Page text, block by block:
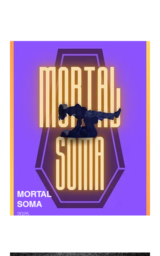
MORTAL
SOMA
2025